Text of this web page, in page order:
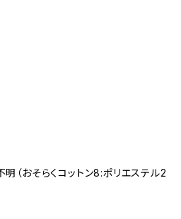
（おそらくコットン8:ポリエステル2